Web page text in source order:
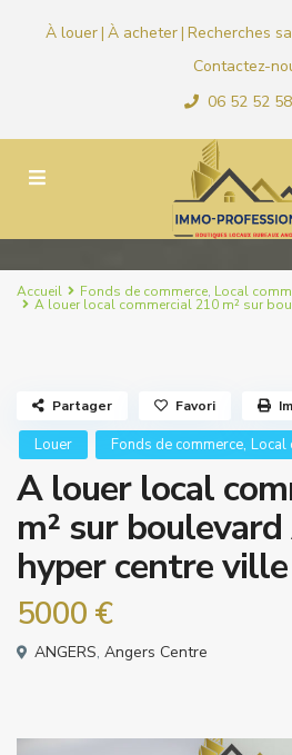
À louer| À acheter| Recherches
Contactez-
06 52 52
Accueil Fonds de commerce, Local
A louer local commercial 210 m² sur
Louer Fonds de commerce, Local
A louer local
m² sur
hyper centre ville
5000 €
ANGERS, Angers Centre
Partager Favori